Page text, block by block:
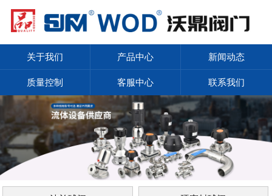
关于我们 产品中心 新闻动态
质量控制 客服中心 联系我们